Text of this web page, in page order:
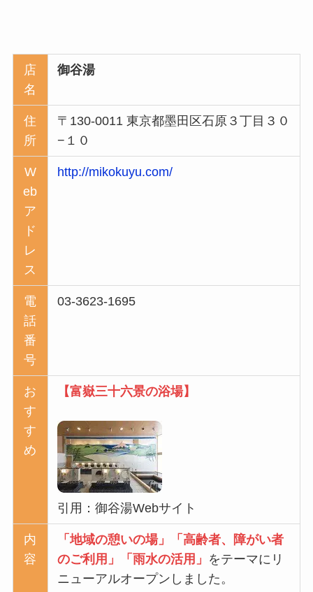
店
名
御谷湯
住
所
〒130-0011 東京都墨田区石原３丁目３０
−１０
W
eb
ア
ド
レ
ス
http://mikokuyu.com/
電
話
番
号
03-3623-1695
お
す
す
め
【富嶽三十六景の浴場】
引用：御谷湯Webサイト
内
容
「地域の憩いの場」「高齢者、障がい者
のご利用」「雨水の活用」 をテーマにリ
ニューアルオープンしました。